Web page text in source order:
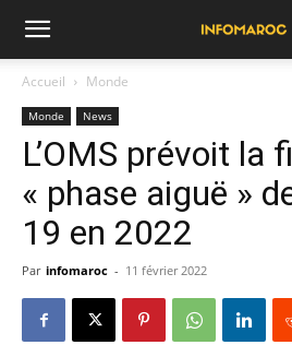
Accueil Monde
Monde News
L’OMS prévoit la
« phase aiguë »
19 en 2022
Par infomaroc - 11 février 2022